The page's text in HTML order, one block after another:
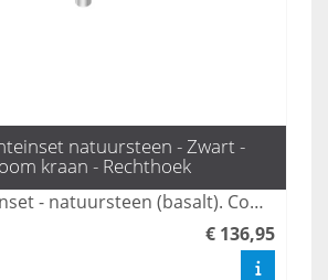
natuursteen - Zwart -
kraan - Rechthoek
Gustav fonteinset - natuursteen (basalt). Compleet met kraan, sifon en plug; ideaal voor kleine toiletruimtes.
€ 136,95